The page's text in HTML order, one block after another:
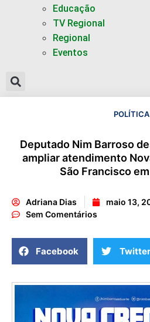
Educação
TV Regional
Regional
Eventos
POLÍTICA
Deputado Nim Barroso
ampliar atendimento
São Francisco
Adriana Dias maio 13,
Sem Comentários
Facebook Twitter